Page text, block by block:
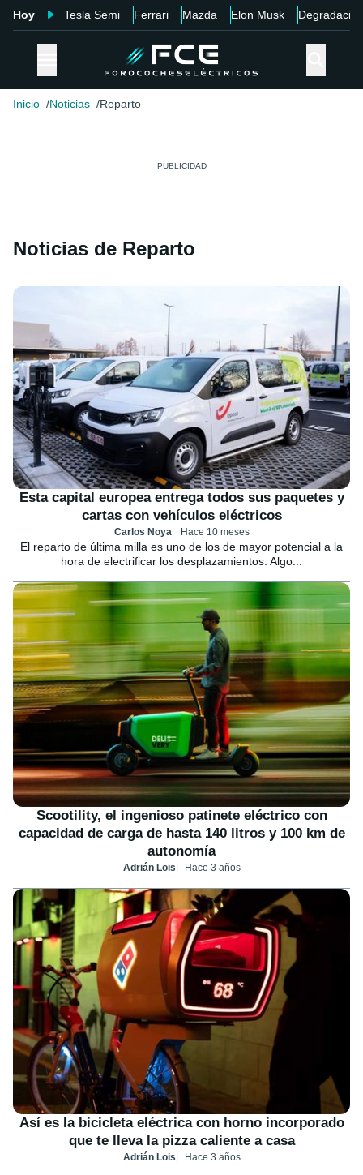
Hoy Tesla Semi Ferrari Mazda Elon Musk Degradación
Inicio Noticias Reparto
Noticias de Reparto
Esta capital europea entrega todos sus paquetes y
cartas con vehículos eléctricos
Carlos Noya Hace 10 meses
El reparto de última milla es uno de los de mayor potencial a la
hora de electrificar los desplazamientos. Algo...
Scootility, el ingenioso patinete eléctrico con
capacidad de carga de hasta 140 litros y 100 km de
autonomía
Adrián Lois Hace 3 años
Así es la bicicleta eléctrica con horno incorporado
que te lleva la pizza caliente a casa
Adrián Lois Hace 3 años